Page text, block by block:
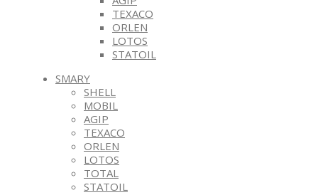
TEXACO
ORLEN
LOTOS
STATOIL
SMARY
SHELL
MOBIL
AGIP
TEXACO
ORLEN
LOTOS
TOTAL
STATOIL